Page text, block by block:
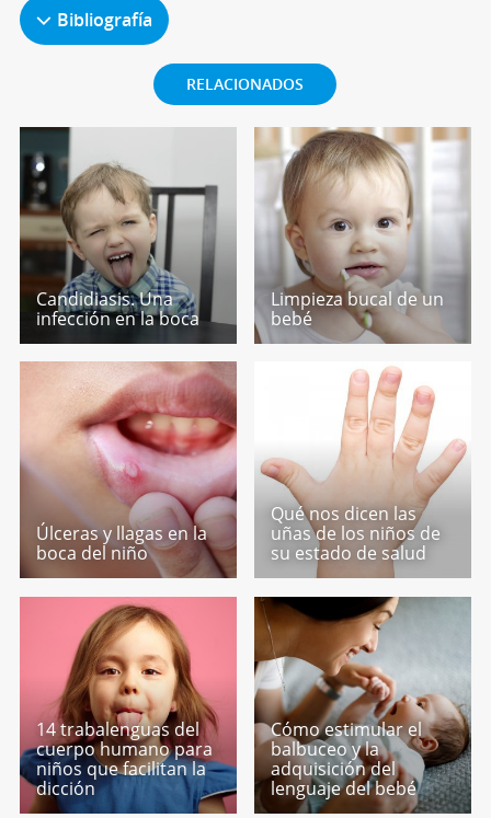
Bibliografía
RELACIONADOS
Candidiasis. Una
infección en la boca
Limpieza bucal de un
bebé
Úlceras y llagas en la
boca del niño
Qué nos dicen las
uñas de los niños de
su estado de salud
14 trabalenguas del
cuerpo humano para
niños que facilitan la
dicción
Cómo estimular el
balbuceo y la
adquisición del
lenguaje del bebé